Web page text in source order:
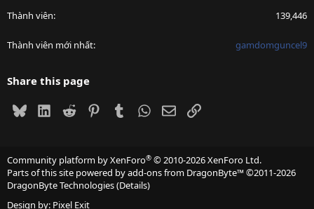
Thành viên 139,446
Thành viên mới nhất gamdomguncel9
Share this page
BlueskyLinkedIn
Reddit PinterestTumblrWhatsApp
EmailLink
Community platform by XenForo® © 2010-2026 XenForo Ltd.
Parts of this site powered byadd-ons from DragonByte™©2011-2026
DragonByte Technologies(Details)
Design by: Pixel Exit